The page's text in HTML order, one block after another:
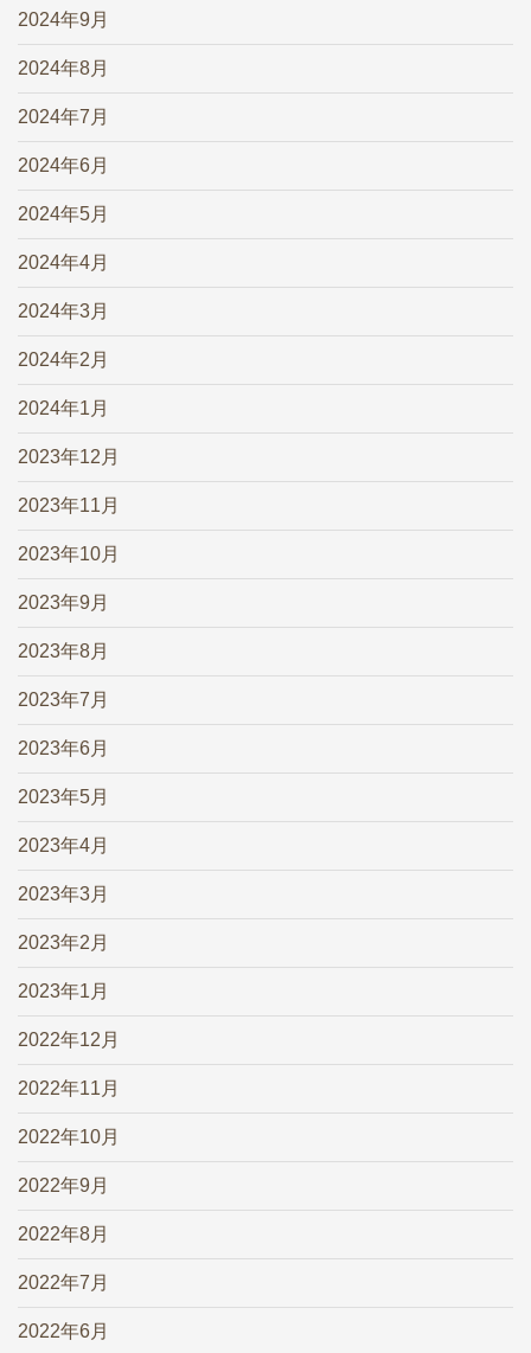
2024年9月
2024年8月
2024年7月
2024年6月
2024年5月
2024年4月
2024年3月
2024年2月
2024年1月
2023年12月
2023年11月
2023年10月
2023年9月
2023年8月
2023年7月
2023年6月
2023年5月
2023年4月
2023年3月
2023年2月
2023年1月
2022年12月
2022年11月
2022年10月
2022年9月
2022年8月
2022年7月
2022年6月